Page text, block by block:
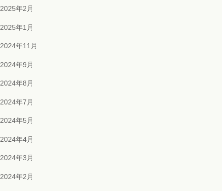
2025年2月
2025年1月
2024年11月
2024年9月
2024年8月
2024年7月
2024年5月
2024年4月
2024年3月
2024年2月